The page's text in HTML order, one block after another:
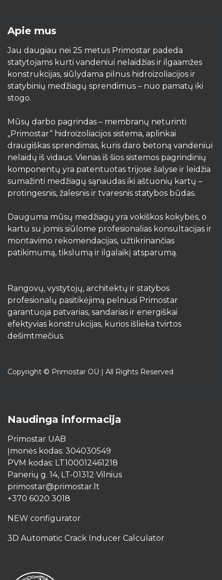
Apie mus
Jau daugiau nei 25 metus Primostar padeda
statytojams kurti vandeniui nelaidžias ir ilgaamžes
konstrukcijas, siūlydama pilnus hidroizoliacijos ir
statybinių medžiagų sprendimus – nuo pamatų iki
stogo.
Mūsų darbo pagrindas – membranų neturinti
„Primostar“ hidroizoliacijos sistema, aplinkai
draugiškas sprendimas, kuris daro betoną vandeniui
nelaidų iš vidaus. Vienas iš šios sistemos pagrindinių
komponentų yra patentuotas trijose šalyse ir leidžia
sumažinti medžiagų sąnaudas iki aštuonių kartų –
protingesnis, žalesnis ir tvaresnis statybos būdas.
Dauguma mūsų medžiagų yra vokiškos kokybės, o
kartu su jomis siūlome profesionalias konsultacijas ir
montavimo rekomendacijas, užtikrinančias
patikimumą, tikslumą ir ilgalaikį atsparumą.
Rangovų, vystytojų, architektų ir statybos
profesionalų pasitikėjimą pelniusi Primostar
garantuoja patvarias, sandarias ir energiškai
efektyvias konstrukcijas, kurios išlieka tvirtos
dešimtmečius.​
Copyright © Primostar OÜ | All Rights Reserved
Naudinga informacija
Primostar UAB
Įmonės kodas: 304030549
PVM kodas: LT100012461218
Panerių g. 14, LT-01312 Vilnius
primostar@primostar.lt
+370 6020 3018
NEW configurator
3D Automatic Crack Inducer Calculator